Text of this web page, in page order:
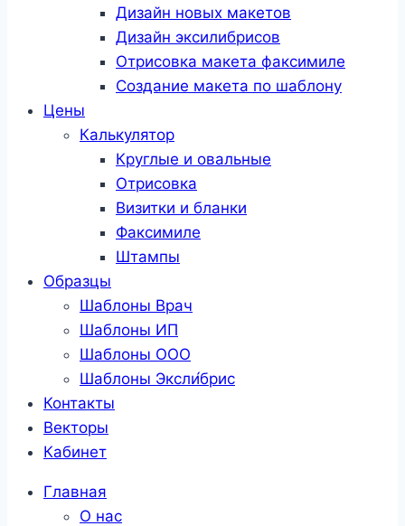
Дизайн новых макетов
Дизайн эксилибрисов
Отрисовка макета факсимиле
Создание макета по шаблону
Цены
Калькулятор
Круглые и овальные
Отрисовка
Визитки и бланки
Факсимиле
Штампы
Образцы
Шаблоны Врач
Шаблоны ИП
Шаблоны ООО
Шаблоны Эксли́брис
Контакты
Векторы
Кабинет
Главная
О нас